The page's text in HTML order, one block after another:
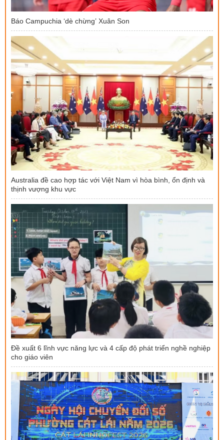
Báo Campuchia ‘dè chừng’ Xuân Son
Australia đề cao hợp tác với Việt Nam vì hòa bình, ổn định và
thịnh vượng khu vực
Đề xuất 6 lĩnh vực năng lực và 4 cấp độ phát triển nghề nghiệp
cho giáo viên